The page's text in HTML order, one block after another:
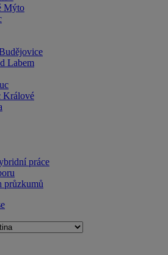
Mýto
Labem
Králové
práce
průzkumů